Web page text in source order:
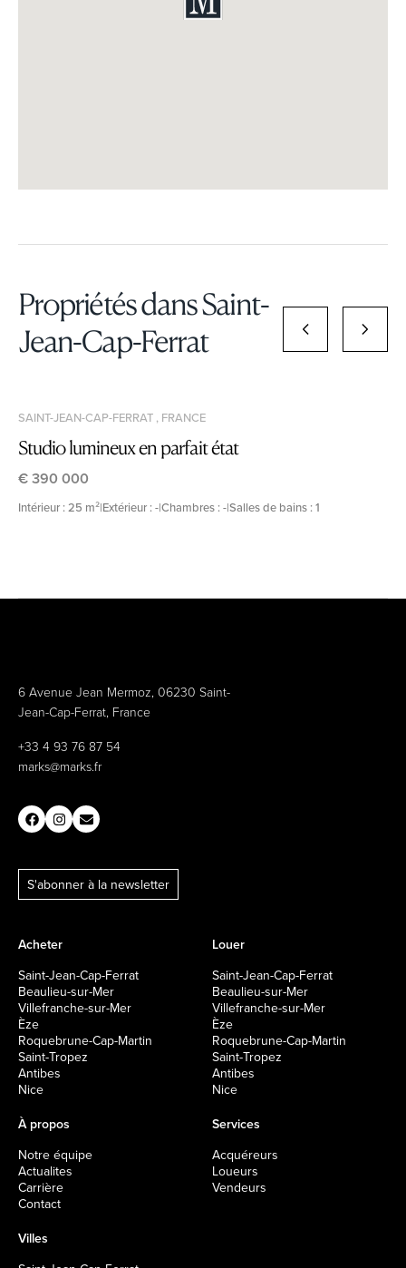
Propriétés dans Saint-
Jean-Cap-Ferrat
SAINT-JEAN-CAP-FERRAT , FRANCE
Studio lumineux en parfait état
€ 390 000
Intérieur : 25 m²|Extérieur : -|Chambres : -|Salles de bains : 1
6 Avenue Jean Mermoz, 06230 Saint-
Jean-Cap-Ferrat, France
+33 4 93 76 87 54
marks@marks.fr
S'abonner à la newsletter
Acheter
Saint-Jean-Cap-Ferrat
Beaulieu-sur-Mer
Villefranche-sur-Mer
Èze
Roquebrune-Cap-Martin
Saint-Tropez
Antibes
Nice
Louer
Saint-Jean-Cap-Ferrat
Beaulieu-sur-Mer
Villefranche-sur-Mer
Èze
Roquebrune-Cap-Martin
Saint-Tropez
Antibes
Nice
À propos
Notre équipe
Actualites
Carrière
Contact
Services
Acquéreurs
Loueurs
Vendeurs
Villes